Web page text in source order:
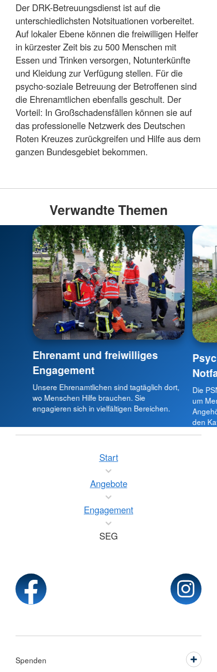
Der DRK-Betreuungsdienst ist auf die
unterschiedlichsten Notsituationen vorbereitet.
Auf lokaler Ebene können die freiwilligen Helfer
in kürzester Zeit bis zu 500 Menschen mit
Essen und Trinken versorgen, Notunterkünfte
und Kleidung zur Verfügung stellen. Für die
psycho-soziale Betreuung der Betroffenen sind
die Ehrenamtlichen ebenfalls geschult. Der
Vorteil: In Großschadensfällen können sie auf
das professionelle Netzwerk des Deutschen
Roten Kreuzes zurückgreifen und Hilfe aus dem
ganzen Bundesgebiet bekommen.
Verwandte Themen
Ehrenamt und freiwilliges
Engagement
Unsere Ehrenamtlichen sind tagtäglich dort,
wo Menschen Hilfe brauchen. Sie
engagieren sich in vielfältigen Bereichen.
Die
um
den
Start
Angebote
Engagement
SEG
Spenden